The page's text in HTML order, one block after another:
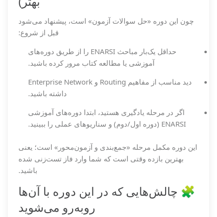
چون این دوره «حل سوالات آزمون» است، پیشنهاد می‌شود
قبل از شروع:
حداقل یک‌بار مباحث ENARSI را از طریق دوره‌های
آموزشی یا مطالعه کتاب مرور کرده باشید.
دید مناسب از مفاهیم Routing و Enterprise Network
داشته باشید.
اگر در مرحله یادگیری هستید، ابتدا دوره‌های آموزشی
ENARSI (دوره اول/دوم) و سناریوهای عملی را ببینید.
این دوره مکمل مرحله «جمع‌بندی و آزمون‌محور» است؛ یعنی
بهترین بازده وقتی است که شما وارد فاز تست‌زنی شده
باشید.
🧩 چالش‌هایی که در این دوره با آن‌ها
روبه‌رو می‌شوید